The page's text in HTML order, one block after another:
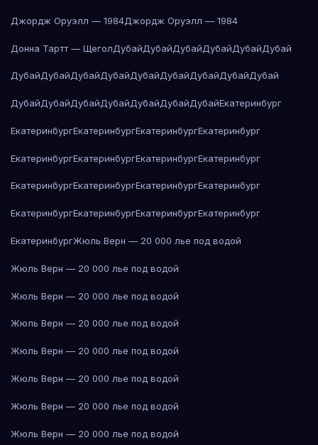
Джордж Оруэлл — 1984Джордж Оруэлл — 1984
Донна Тартт — ЩеголДубайДубайДубайДубайДубайДубай
ДубайДубайДубайДубайДубайДубайДубайДубайДубай
ДубайДубайДубайДубайДубайДубайДубайЕкатеринбург
ЕкатеринбургЕкатеринбургЕкатеринбургЕкатеринбург
ЕкатеринбургЕкатеринбургЕкатеринбургЕкатеринбург
ЕкатеринбургЕкатеринбургЕкатеринбургЕкатеринбург
ЕкатеринбургЕкатеринбургЕкатеринбургЕкатеринбург
ЕкатеринбургЖюль Верн — 20 000 лье под водой
Жюль Верн — 20 000 лье под водой
Жюль Верн — 20 000 лье под водой
Жюль Верн — 20 000 лье под водой
Жюль Верн — 20 000 лье под водой
Жюль Верн — 20 000 лье под водой
Жюль Верн — 20 000 лье под водой
Жюль Верн — 20 000 лье под водой